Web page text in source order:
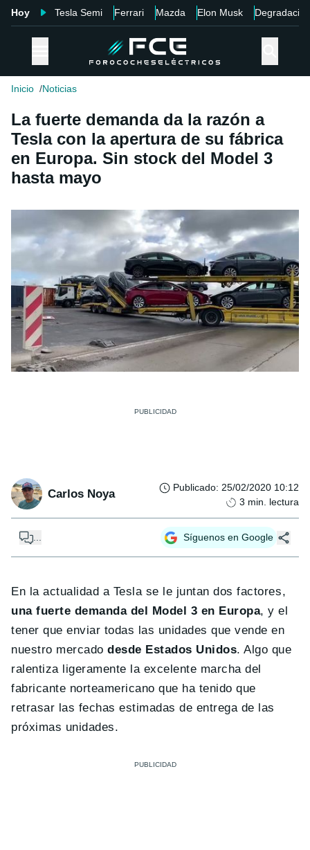
Hoy Tesla Semi Ferrari Mazda Elon Musk Degradación
Inicio Noticias
La fuerte demanda da la razón a
Tesla con la apertura de su fábrica
en Europa. Sin stock del Model 3
hasta mayo
Carlos Noya Publicado: 25/02/2020 10:12
3 min. lectura
... Síguenos en Google
En la actualidad a Tesla se le juntan dos factores,
una fuerte demanda del Model 3 en Europa, y el
tener que enviar todas las unidades que vende en
nuestro mercadodesde Estados Unidos. Algo que
ralentiza ligeramente la excelente marcha del
fabricante norteamericano que ha tenido que
retrasar las fechas estimadas de entrega de las
próximas unidades.